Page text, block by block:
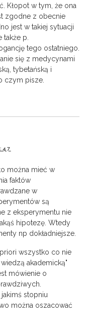
Kłopot w tym, że ona
zgodne z obecnie
jest w takiej sytuacji
także p.
tego ostatniego.
się z medycynami
tybetańską i
czym pisze.
można mieć w
faktów
w
są
z eksperymentu nie
hipotezę. Wtedy
np dokładniejsze.
wszystko co nie
akademicką"
mówienie o
stopniu
można oszacować